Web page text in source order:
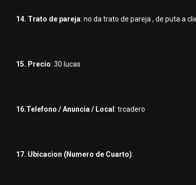
14. Trato de pareja: no da trato de pareja , de puta a
15. Precio: 30 lucas
16.Telefono / Anuncia / Local : trcadero
17. Ubicacion (Numero de Cuarto):